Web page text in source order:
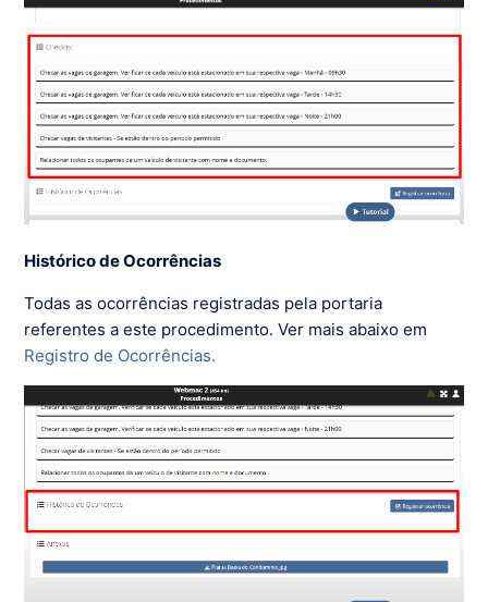
Histórico de Ocorrências
Todas as ocorrências registradas pela portaria
referentes a este procedimento. Ver mais abaixo em
Registro de Ocorrências.